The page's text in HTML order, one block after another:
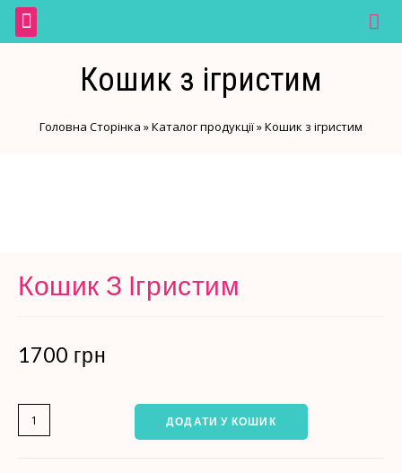
Кошик з ігристим
Головна Сторінка »Каталог продукції»Кошик з ігристим
Кошик З Ігристим
1700 грн
ДОДАТИ У КОШИК